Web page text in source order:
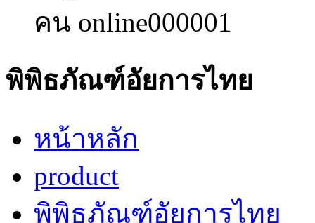
คน online000001
พิพิธภัณฑ์อัยการไทย
หน้าหลัก
product
พิพิธภัณฑ์อัยการไทย